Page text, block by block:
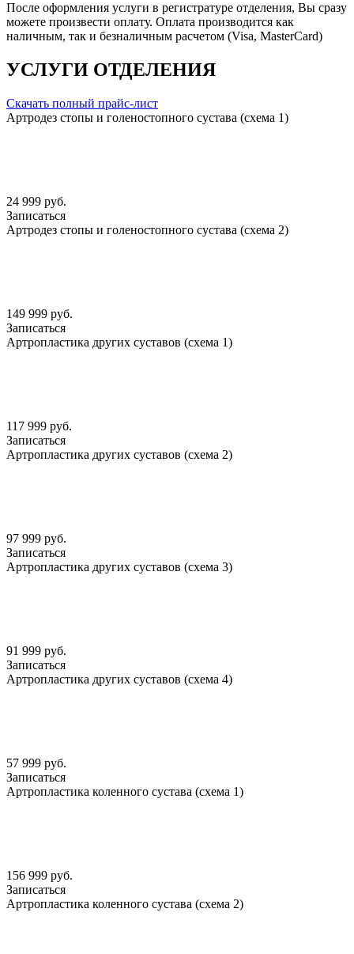
После оформления услуги в регистратуре отделения, Вы сразу
можете произвести оплату. Оплата производится как
наличным, так и безналичным расчетом (Visa, MasterCard)
УСЛУГИ ОТДЕЛЕНИЯ
Скачать полный прайс-лист
Артродез стопы и голеностопного сустава (схема 1)
24 999 руб.
Записаться
Артродез стопы и голеностопного сустава (схема 2)
149 999 руб.
Записаться
Артропластика других суставов (схема 1)
117 999 руб.
Записаться
Артропластика других суставов (схема 2)
97 999 руб.
Записаться
Артропластика других суставов (схема 3)
91 999 руб.
Записаться
Артропластика других суставов (схема 4)
57 999 руб.
Записаться
Артропластика коленного сустава (схема 1)
156 999 руб.
Записаться
Артропластика коленного сустава (схема 2)